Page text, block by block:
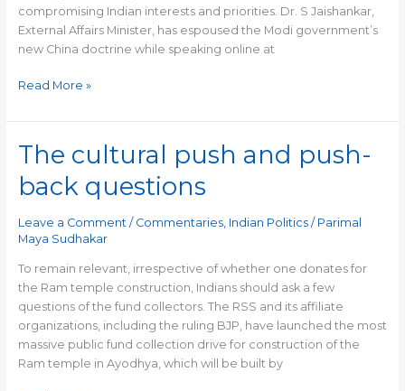
compromising Indian interests and priorities. Dr. S Jaishankar,
External Affairs Minister, has espoused the Modi government’s
new China doctrine while speaking online at
Read More »
The cultural push and push-
back questions
Leave a Comment / Commentaries, Indian Politics/ Parimal
Maya Sudhakar
To remain relevant, irrespective of whether one donates for
the Ram temple construction, Indians should ask a few
questions of the fund collectors. The RSS and its affiliate
organizations, including the ruling BJP, have launched the most
massive public fund collection drive for construction of the
Ram temple in Ayodhya, which will be built by
The
cultural
push
push-
back
questions